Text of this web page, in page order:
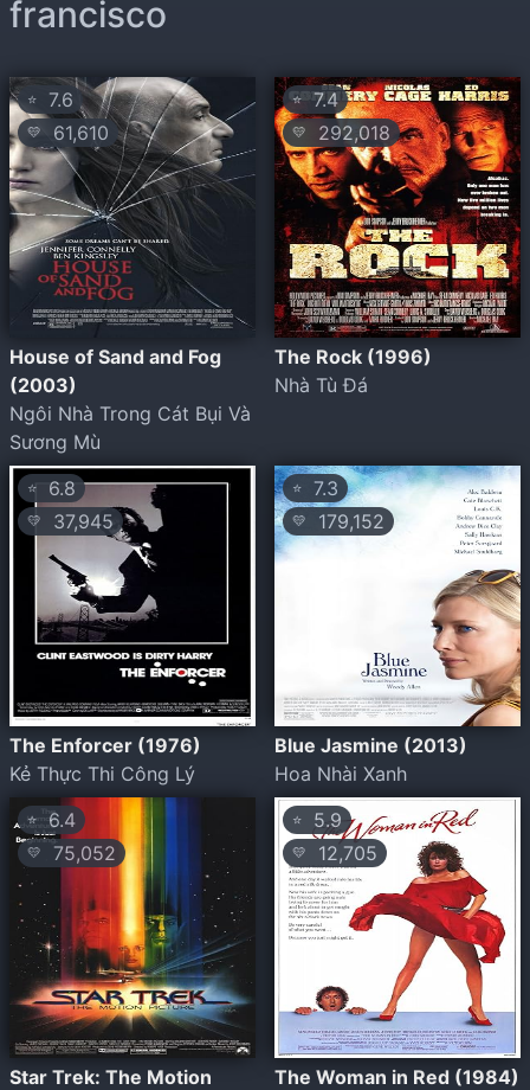
francisco
⭐ 7.6
💛 61,610
House of Sand and Fog
(2003)
Ngôi Nhà Trong Cát Bụi Và
Sương Mù
⭐7.4
💛 292,018
The Rock (1996)
Nhà Tù Đá
⭐ 6.8
💛 37,945
The Enforcer (1976)
Kẻ Thực Thi Công Lý
⭐ 7.3
💛 179,152
Blue Jasmine (2013)
Hoa Nhài Xanh
⭐ 6.4
💛 75,052
Star Trek: The Motion
⭐ 5.9
💛 12,705
The Woman in Red (1984)